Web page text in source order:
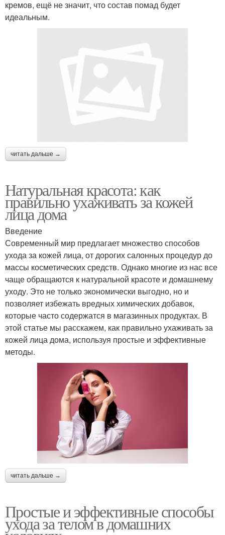
кремов, ещё не значит, что состав помад будет
идеальным.
читать дальше →
Натуральная красота: как
правильно ухаживать за кожей
лица дома
Введение
Современный мир предлагает множество способов
ухода за кожей лица, от дорогих салонных процедур до
массы косметических средств. Однако многие из нас все
чаще обращаются к натуральной красоте и домашнему
уходу. Это не только экономически выгодно, но и
позволяет избежать вредных химических добавок,
которые часто содержатся в магазинных продуктах. В
этой статье мы расскажем, как правильно ухаживать за
кожей лица дома, используя простые и эффективные
методы.
читать дальше →
Простые и эффективные способы
ухода за телом в домашних